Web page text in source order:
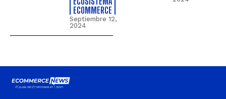
ECOMMERCE
Septiembre 12,
2024